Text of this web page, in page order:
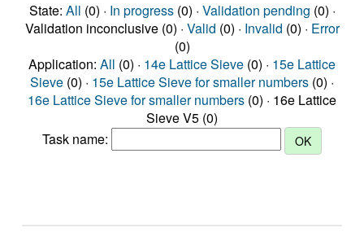
State: All (0) · In progress(0) · Validation pending (0) ·
Validation inconclusive (0) · Valid (0) · Invalid (0) · Error
(0)
Application: All (0) · 14e Lattice Sieve (0) · 15e Lattice
Sieve (0) · 15e Lattice Sieve for smaller numbers (0) ·
16e Lattice Sieve for smaller numbers (0) · 16e Lattice
Sieve V5 (0)
Task name: